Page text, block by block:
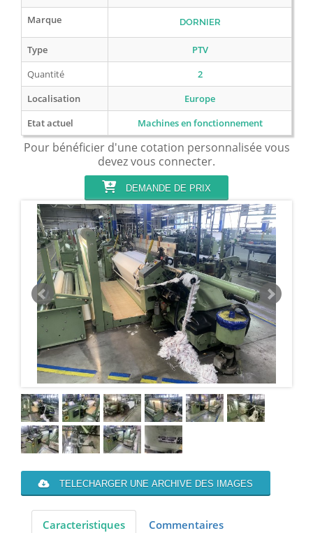
Marque
DORNIER
Type
PTV
Quantité
2
Localisation
Europe
Etat actuel
Machines en fonctionnement
Pour bénéficier d'une cotation personnalisée vous
devez vous connecter.
DEMANDE DE PRIX
TELECHARGER UNE ARCHIVE DES IMAGES
Caracteristiques Commentaires